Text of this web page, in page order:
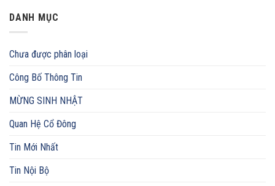
DANH MỤC
Chưa được phân loại
Công Bố Thông Tin
MỪNG SINH NHẬT
Quan Hệ Cổ Đông
Tin Mới Nhất
Tin Nội Bộ